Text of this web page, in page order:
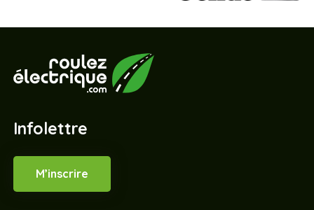
Infolettre
M’inscrire